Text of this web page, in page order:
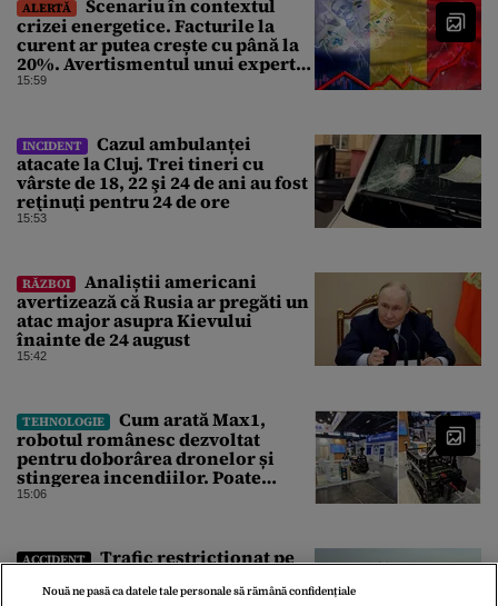
ALERTĂ
Scenariu în contextul
crizei energetice. Facturile la
curent ar putea crește cu până la
20%. Avertismentul unui expert
în energie
15:59
INCIDENT
Cazul ambulanței
atacate la Cluj. Trei tineri cu
vârste de 18, 22 şi 24 de ani au fost
reţinuţi pentru 24 de ore
15:53
RĂZBOI
Analiștii americani
avertizează că Rusia ar pregăti un
atac major asupra Kievului
înainte de 24 august
15:42
TEHNOLOGIE
Cum arată Max1,
robotul românesc dezvoltat
pentru doborârea dronelor și
stingerea incendiilor. Poate
transporta încărcături de până la
15:06
ACCIDENT
Trafic restricţionat pe
unui accident rutier. Șase mașini
Nouă ne pasă ca datele tale personale să rămână confidențiale